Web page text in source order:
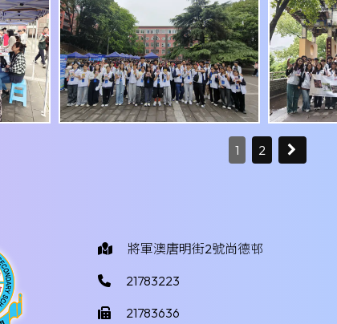
1 2
將軍澳唐明街2號尚德邨
21783223
21783636